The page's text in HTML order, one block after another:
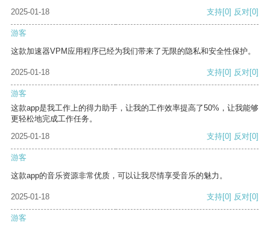
2025-01-18
支持[0] 反对[0]
游客
这款加速器VPM应用程序已经为我们带来了无限的隐私和安全性保护。
2025-01-18 支持[0] 反对[0]
游客
这款app是我工作上的得力助手，让我的工作效率提高了50%，让我能够
更轻松地完成工作任务。
2025-01-18
支持[0] 反对[0]
游客
这款app的音乐资源非常优质，可以让我尽情享受音乐的魅力。
2025-01-18 支持[0] 反对[0]
游客